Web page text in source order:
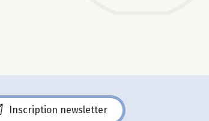
Inscription newsletter